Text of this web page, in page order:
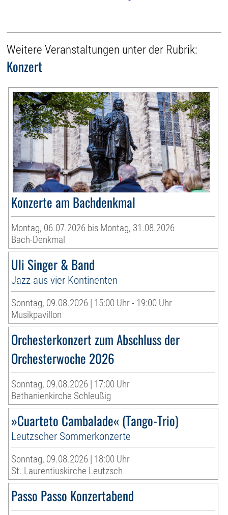
Weitere Veranstaltungen unter der Rubrik:
Konzert
Konzerte am Bachdenkmal
Montag, 06.07.2026 bis Montag, 31.08.2026
Bach-Denkmal
Uli Singer & Band
Jazz aus vier Kontinenten
Sonntag, 09.08.2026 | 15:00 Uhr - 19:00 Uhr
Musikpavillon
Orchesterkonzert zum Abschluss der
Orchesterwoche 2026
Sonntag, 09.08.2026 | 17:00 Uhr
Bethanienkirche Schleußig
»Cuarteto Cambalade« (Tango-Trio)
Leutzscher Sommerkonzerte
Sonntag, 09.08.2026 | 18:00 Uhr
St. Laurentiuskirche Leutzsch
Passo Passo Konzertabend